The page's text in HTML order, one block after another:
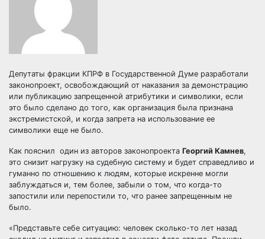
Депутаты фракции КПРФ в Государственной Думе разработали
законопроект, освобождающий от наказания за демонстрацию
или публикацию запрещенной атрибутики и символики, если
это было сделано до того, как организация была признана
экстремистской, и когда запрета на использование ее
символики еще не было.
Как пояснил один из авторов законопроекта Георгий Камнев,
это снизит нагрузку на судебную систему и будет справедливо и
гуманно по отношению к людям, которые искренне могли
заблуждаться и, тем более, забыли о том, что когда-то
запостили или перепостили то, что ранее запрещенным не
было.
«Представьте себе ситуацию: человек сколько-то лет назад